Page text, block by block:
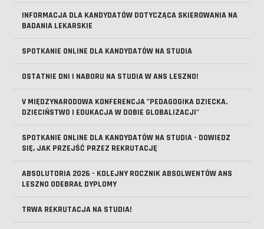
INFORMACJA DLA KANDYDATÓW DOTYCZĄCA SKIEROWANIA NA
BADANIA LEKARSKIE
SPOTKANIE ONLINE DLA KANDYDATÓW NA STUDIA
OSTATNIE DNI I NABORU NA STUDIA W ANS LESZNO!
V MIĘDZYNARODOWA KONFERENCJA "PEDAGOGIKA DZIECKA.
DZIECIŃSTWO I EDUKACJA W DOBIE GLOBALIZACJI"
SPOTKANIE ONLINE DLA KANDYDATÓW NA STUDIA - DOWIEDZ
SIĘ, JAK PRZEJŚĆ PRZEZ REKRUTACJĘ
ABSOLUTORIA 2026 - KOLEJNY ROCZNIK ABSOLWENTÓW ANS
LESZNO ODEBRAŁ DYPLOMY
TRWA REKRUTACJA NA STUDIA!